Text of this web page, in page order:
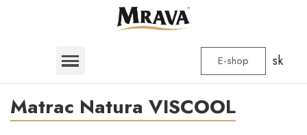
E-shop sk
Matrac Natura VISCOOL